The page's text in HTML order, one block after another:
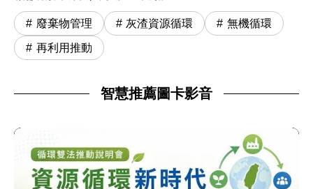
廢棄物管理 灰渣資源循環 無機循環
再利用推動
智慧推薦圖卡影音